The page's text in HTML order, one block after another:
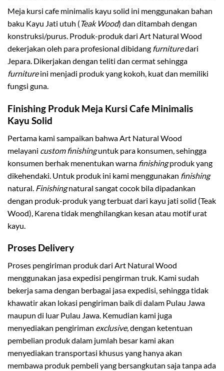
Meja kursi cafe minimalis kayu solid ini menggunakan bahan
baku Kayu Jati utuh (Teak Wood) dan ditambah dengan
konstruksi/purus. Produk-produk dari Art Natural Wood
dekerjakan oleh para profesional dibidang furnituredari
Jepara. Dikerjakan dengan teliti dan cermat sehingga
furnitureini menjadi produk yang kokoh, kuat dan memiliki
fungsi guna.
Finishing Produk Meja Kursi Cafe Minimalis
Kayu Solid
Pertama kami sampaikan bahwa Art Natural Wood
melayani custom finishinguntuk para konsumen, sehingga
konsumen berhak menentukan warna finishingproduk yang
dikehendaki. Untuk produk ini kami menggunakan finishing
natural. Finishingnatural sangat cocok bila dipadankan
dengan produk-produk yang terbuat dari kayu jati solid (Teak
Wood), Karena tidak menghilangkan kesan atau motif urat
kayu.
Proses Delivery
Proses pengiriman produk dari Art Natural Wood
menggunakan jasa expedisi pengirman truk. Kami sudah
bekerja sama dengan berbagai jasa expedisi, sehingga tidak
khawatir akan lokasi pengiriman baik di dalam Pulau Jawa
maupun di luar Pulau Jawa. Kemudian kami juga
menyediakan pengiriman exclusive,dengan ketentuan
pembelian produk dalam jumlah besar kami akan
menyediakan transportasi khusus yang hanya akan
membawa produk pembeli yang bersangkutan saja tanpa ada